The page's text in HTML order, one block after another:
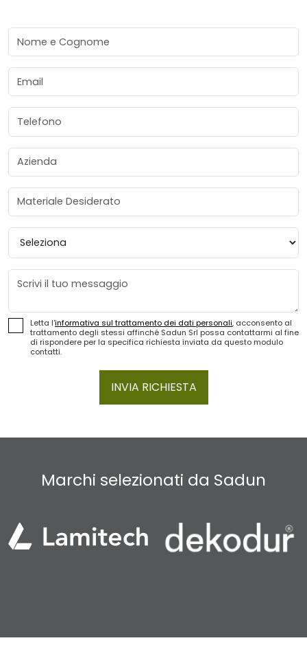
Nome e Cognome
Email
Telefono
Azienda
Materiale Desiderato
Provincia
Messaggio
Letta l'informativa sul trattamento dei dati personali, acconsento al
trattamento degli stessi affinché Sadun Srl possa contattarmi al fine
di rispondere per la specifica richiesta inviata da questo modulo
contatti.
INVIA RICHIESTA
Marchi selezionati da Sadun